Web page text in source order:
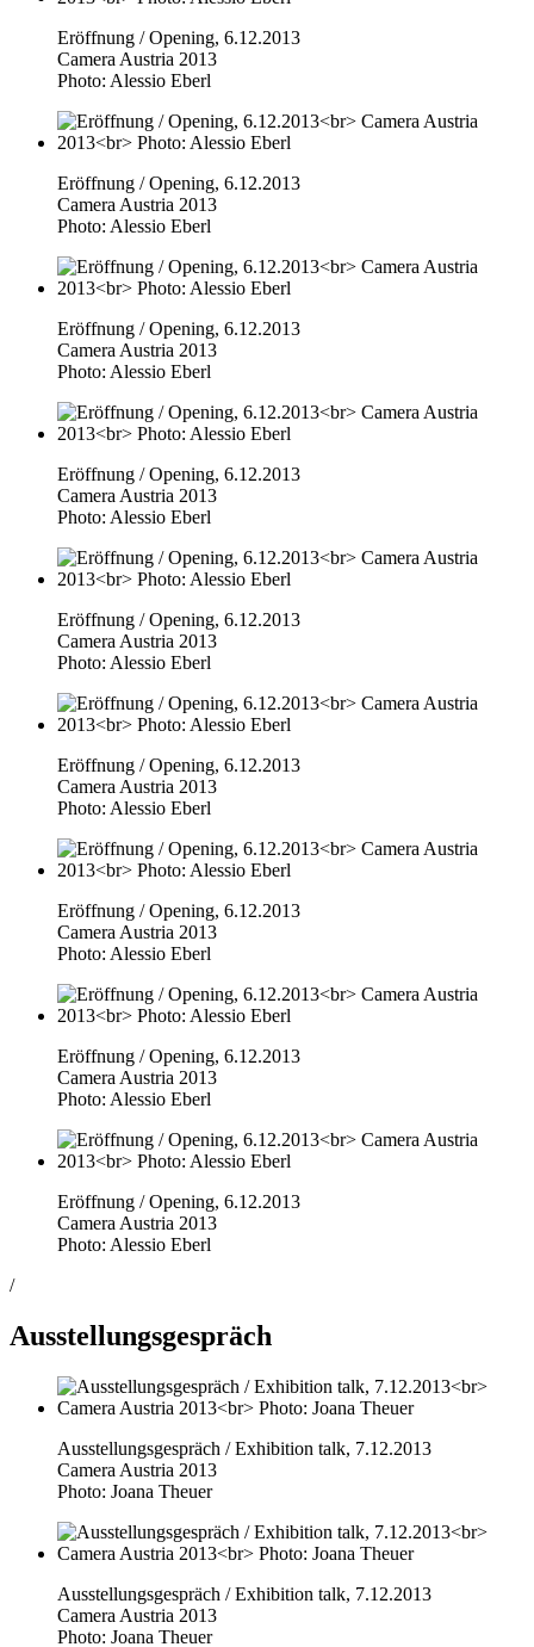
Eröffnung / Opening, 6.12.2013
Camera Austria 2013
Photo: Alessio Eberl
Eröffnung / Opening, 6.12.2013
Camera Austria 2013
Photo: Alessio Eberl
Eröffnung / Opening, 6.12.2013
Camera Austria 2013
Photo: Alessio Eberl
Eröffnung / Opening, 6.12.2013
Camera Austria 2013
Photo: Alessio Eberl
Eröffnung / Opening, 6.12.2013
Camera Austria 2013
Photo: Alessio Eberl
Eröffnung / Opening, 6.12.2013
Camera Austria 2013
Photo: Alessio Eberl
Eröffnung / Opening, 6.12.2013
Camera Austria 2013
Photo: Alessio Eberl
Eröffnung / Opening, 6.12.2013
Camera Austria 2013
Photo: Alessio Eberl
Eröffnung / Opening, 6.12.2013
Camera Austria 2013
Photo: Alessio Eberl
/
Ausstellungsgespräch
Ausstellungsgespräch / Exhibition talk, 7.12.2013
Camera Austria 2013
Photo: Joana Theuer
Ausstellungsgespräch / Exhibition talk, 7.12.2013
Camera Austria 2013
Photo: Joana Theuer